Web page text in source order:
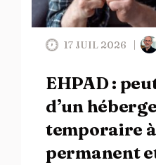
17 JUIL 2026
EHPAD :
d’un
temporaire
permanent